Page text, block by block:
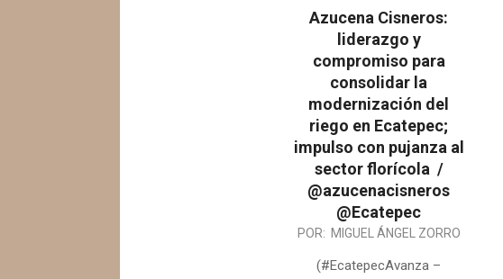
Azucena Cisneros:
liderazgo y
compromiso para
consolidar la
modernización del
riego en Ecatepec;
impulso con pujanza al
sector florícola /
@azucenacisneros
@Ecatepec
2026-
POR: MIGUEL ÁNGEL ZORRO
(#EcatepecAvanza –